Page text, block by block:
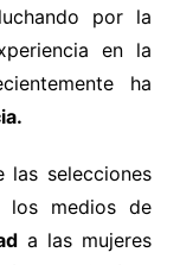
por la
en la
ha
las selecciones
los medios de
a las mujeres